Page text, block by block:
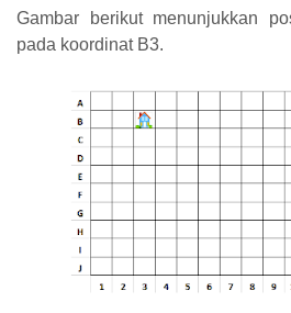
Gambar berikut menunjukkan
pada koordinat B3.